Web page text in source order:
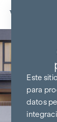
Ir al contenido
Volver
Este
para
datos